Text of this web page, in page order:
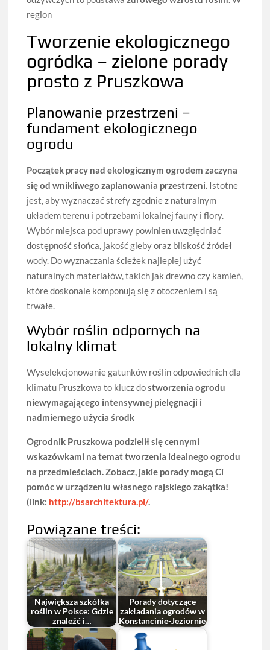
region
Tworzenie ekologicznego
ogródka – zielone porady
prosto z Pruszkowa
Planowanie przestrzeni –
fundament ekologicznego
ogrodu
Początek pracy nad ekologicznym ogrodem zaczyna
się od wnikliwego zaplanowania przestrzeni. Istotne
jest, aby wyznaczać strefy zgodnie z naturalnym
układem terenu i potrzebami lokalnej fauny i flory.
Wybór miejsca pod uprawy powinien uwzględniać
dostępność słońca, jakość gleby oraz bliskość źródeł
wody. Do wyznaczania ścieżek najlepiej użyć
naturalnych materiałów, takich jak drewno czy kamień,
które doskonale komponują się z otoczeniem i są
trwałe.
Wybór roślin odpornych na
lokalny klimat
Wyselekcjonowanie gatunków roślin odpowiednich dla
klimatu Pruszkowa to klucz dostworzenia ogrodu
niewymagającego intensywnej pielęgnacji i
nadmiernego użycia środk
Ogrodnik Pruszkowa podzielił się cennymi
wskazówkami na temat tworzenia idealnego ogrodu
na przedmieściach. Zobacz, jakie porady mogą Ci
pomóc w urządzeniu własnego rajskiego zakątka!
(link: http://bsarchitektura.pl/.
Powiązane treści:
Największa szkółka
roślin w Polsce: Gdzie
znaleźć i…
Porady dotyczące
zakładania ogrodów w
Konstancinie-Jeziornie